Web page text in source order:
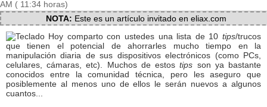
AM ( 11:34 horas)
NOTA: Este es un artículo invitado en eliax.com
Hoy comparto con ustedes una lista de 10 tips/trucos
que tienen el potencial de ahorrarles mucho tiempo en la
manipulación diaria de sus dispositivos electrónicos (como PCs,
celulares, cámaras, etc). Muchos de estostips son ya bastante
conocidos entre la comunidad técnica, pero les aseguro que
posiblemente al menos uno de ellos le serán nuevos a algunos
cuantos...